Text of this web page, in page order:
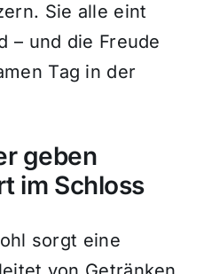
Sie alle eint
– und die Freude
Tag in der
geben
im Schloss
sorgt eine